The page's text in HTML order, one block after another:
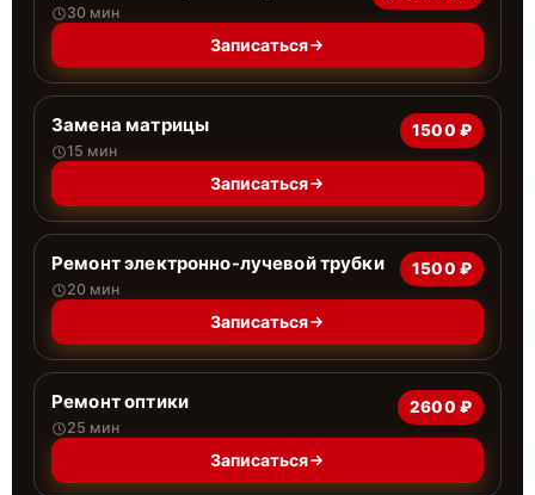
30 мин
Записаться
Замена матрицы
15 мин
1500 ₽
Записаться
Ремонт электронно-лучевой трубки
20 мин
1500 ₽
Записаться
Ремонт оптики
25 мин
2600 ₽
Записаться